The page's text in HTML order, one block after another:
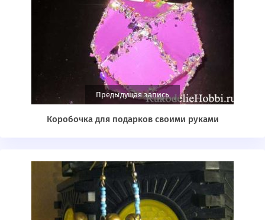
Предыдущая запись
Коробочка для подарков своими руками